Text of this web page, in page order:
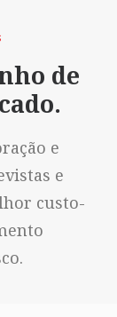
de
e
e
custo-